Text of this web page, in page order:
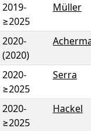
2019-
≥2025
Müller
2020-
(2020)
2020-
≥2025
Serra
2020-
≥2025
Hackel